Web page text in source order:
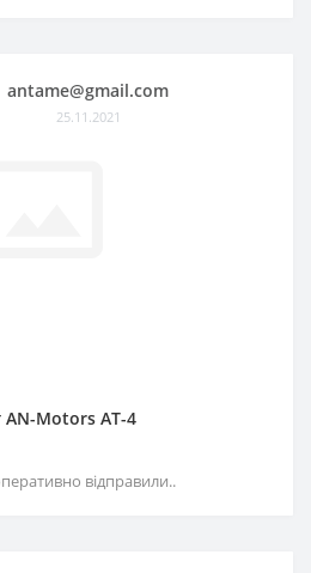
antame@gmail.com
25.11.2021
AN-Motors AT-4
відправили..